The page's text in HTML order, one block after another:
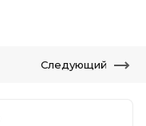
Следующий